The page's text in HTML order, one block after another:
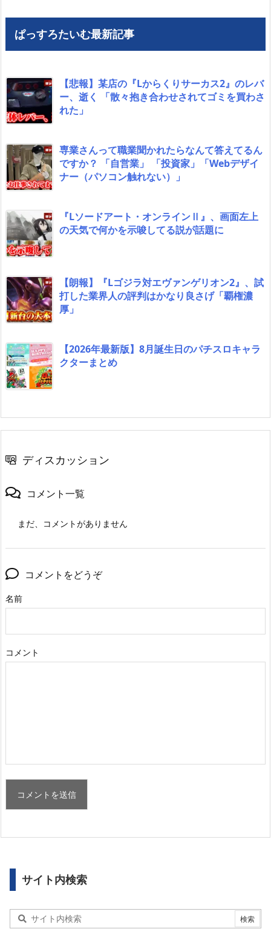
ぱっすろたいむ最新記事
【悲報】某店の『Lからくりサーカス2』のレバ
ー、逝く 「散々抱き合わせされてゴミを買わさ
れた」
専業さんって職業聞かれたらなんて答えてるん
ですか？ 「自営業」 「投資家」「Webデザイ
ナー（パソコン触れない）」
『Lソードアート・オンラインⅡ』、画面左上
の天気で何かを示唆してる説が話題に
【朗報】『Lゴジラ対エヴァンゲリオン2』、試
打した業界人の評判はかなり良さげ「覇権濃
厚」
【2026年最新版】8月誕生日のパチスロキャラ
クターまとめ
ディスカッション
コメント一覧
まだ、コメントがありません
コメントをどうぞ
名前
コメント
サイト内検索